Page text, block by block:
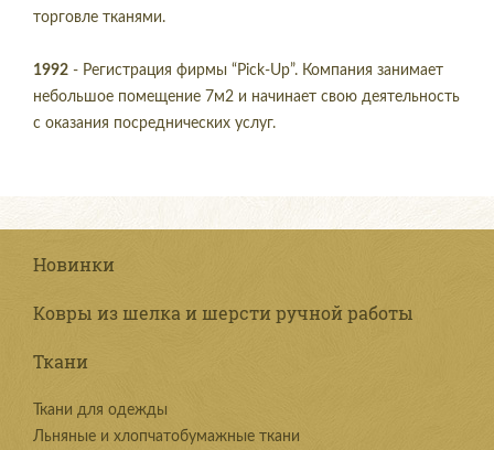
торговле тканями.
1992 - Регистрация фирмы “Pick-Up”. Компания занимает
небольшое помещение 7м2 и начинает свою деятельность
с оказания посреднических услуг.
Новинки
Ковры из шелка и шерсти ручной работы
Ткани
Ткани для одежды
Льняные и хлопчатобумажные ткани